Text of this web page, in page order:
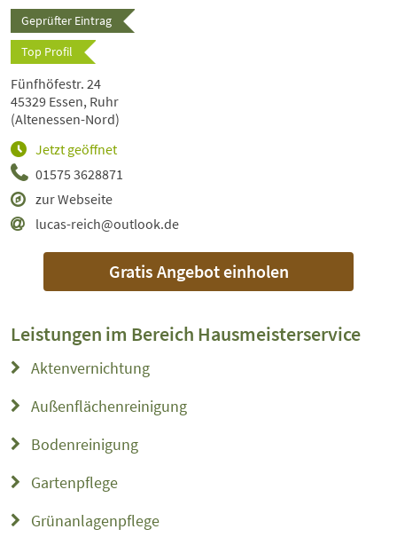
Geprüfter Eintrag
Top Profil
01575 3628871
zur Webseite
lucas-reich@outlook.de
Jetzt geöffnet
Fünfhöfestr. 24
45329 Essen, Ruhr
(Altenessen-Nord)
Gratis Angebot einholen
Leistungen im Bereich Hausmeisterservice
Aktenvernichtung
Außenflächenreinigung
Bodenreinigung
Gartenpflege
Grünanlagenpflege